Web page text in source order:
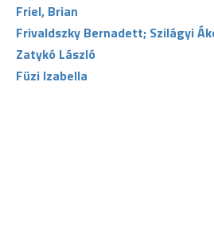
Friel, Brian
Frivaldszky Bernadett; Szilágyi
Zatykó László
Füzi Izabella